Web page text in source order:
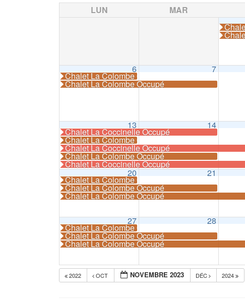
LUN MAR
6
Chalet La Colombe Occupé
Chalet La Colombe Occupé
7
13
Chalet La Coccinelle Occupé
Chalet La Colombe Occupé
Chalet La Coccinelle Occupé
Chalet La Colombe Occupé
Chalet La Coccinelle Occupé
14
20
Chalet La Colombe Occupé
Chalet La Colombe Occupé
Chalet La Colombe Occupé
21
27
Chalet La Colombe Occupé
Chalet La Colombe Occupé
Chalet La Colombe Occupé
28
2022 OCT NOVEMBRE 2023 DÉC 2024